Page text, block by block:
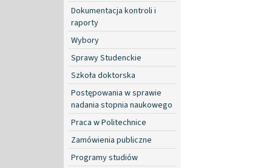
Dokumentacja kontroli i
raporty
Wybory
Sprawy Studenckie
Szkoła doktorska
Postępowania w sprawie
nadania stopnia naukowego
Praca w Politechnice
Zamówienia publiczne
Programy studiów